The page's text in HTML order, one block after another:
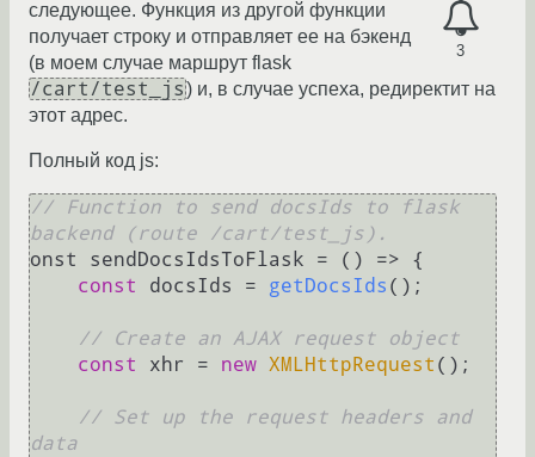
3
следующее. Функция из другой функции
получает строку и отправляет ее на бэкенд
(в моем случае маршрут flask
/cart/test_js) и, в случае успеха, редиректит на
этот адрес.
Полный код js:
// Function to send docsIds to flask
backend (route /cart/test_js).
onst sendDocsIdsToFlask =
() => {
const
docsIds = getDocsIds ();
// Create an AJAX request object
const
xhr = new XMLHttpRequest ();
// Set up the request headers and
data